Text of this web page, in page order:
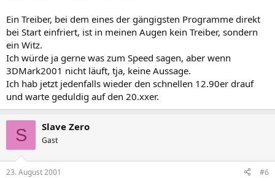
Ein Treiber, bei dem eines der gängigsten Programme direkt
bei Start einfriert, ist in meinen Augen kein Treiber, sondern
ein Witz.
Ich würde ja gerne was zum Speed sagen, aber wenn
3DMark2001 nicht läuft, tja, keine Aussage.
Ich hab jetzt jedenfalls wieder den schnellen 12.90er drauf
und warte geduldig auf den 20.xxer.
S Slave Zero
Gast
23. August 2001 #6